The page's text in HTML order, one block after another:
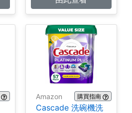
Amazon 購買指南
Cascade 洗碗機洗